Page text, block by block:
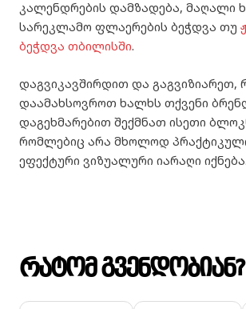
კალენდრების დამზადება, მაღალი
სარეკლამო ფლაერების ბეჭდვა თუ
ბეჭდვა თბილისში.
დაგვიკავშირდით და გაგვიზიარეთ,
დაამახსოვროთ ხალხს თქვენი
დაგეხმარებით შექმნათ ისეთი
რომლებიც არა მხოლოდ
ეფექტური ვიზუალური იარაღი იქნება.
რატომ გვენდობიან?